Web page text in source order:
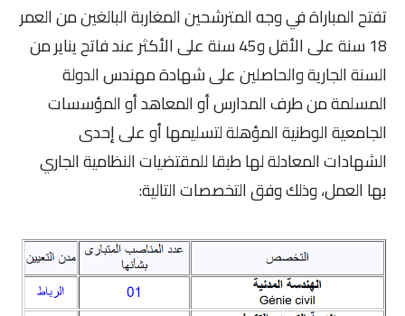
تفتح المباراة في وجه المترشحين المغاربة البالغين من العمر
18 سنة على الأقل و45 سنة على الأكثر عند فاتح يناير من
السنة الجارية والحاصلين على شهادة مهندس الدولة
المسلمة من طرف المدارس أو المعاهد أو المؤسسات
الجامعية الوطنية المؤهلة لتسليمها أو على إحدى
الشهادات المعادلة لها طبقا للمقتضيات النظامية الجاري
بها العمل، وذلك وفق التخصصات التالية: